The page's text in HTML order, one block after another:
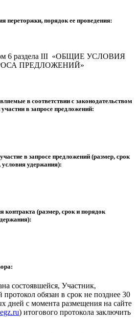
переторжки, порядок ее проведения:
6 раздела III «ОБЩИЕ УСЛОВИЯ
ПРЕДЛОЖЕНИЙ»
в соответствии с законодательством
в запросе предложений:
в запросе предложений (размер, срок
условия удержания):
контракта (размер, срок и порядок
состоявшейся, Участник,
обязан в срок не позднее 30
дней с момента размещения на сайте
) итогового протокола заключить